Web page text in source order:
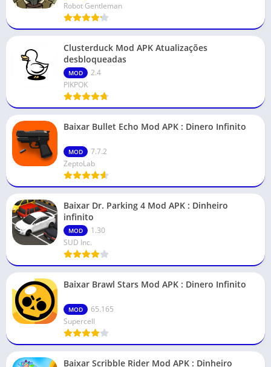
Robot Gentleman
Clusterduck Mod APK Atualizações
desbloqueadas
MOD
2.4
PIKPOK
Baixar Bullet Echo Mod APK : Dinero Infinito
MOD
7.7.2
ZeptoLab
Baixar Dr. Parking 4 Mod APK : Dinheiro
infinito
MOD
1.30
SUD Inc.
Baixar Brawl Stars Mod APK : Dinero Infinito
MOD
65.165
Supercell
Baixar Scribble Rider Mod APK : Dinheiro